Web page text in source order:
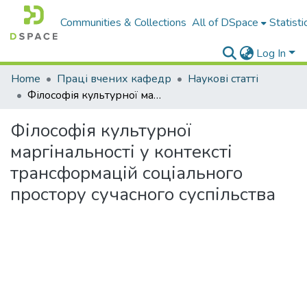
Communities & Collections All of DSpace
Log In
Home
Праці вчених кафедр
Наукові статті
Філософія культурної маргінальності у контексті трансформацій соціального простору сучасного суспільства
Філософія культурної
маргінальності у контексті
трансформацій соціального
простору сучасного суспільства